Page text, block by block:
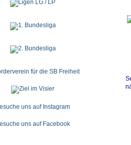
uns auf Instagram
uns auf Facebook